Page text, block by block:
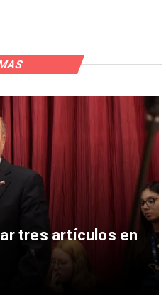
tres artículos en